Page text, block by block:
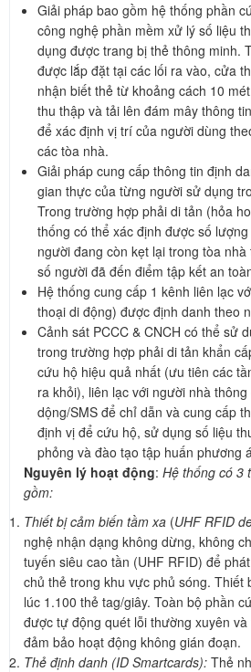
Giải pháp bao gồm hệ thống phần
công nghệ phần mềm xử lý số liệu
dụng được trang bị thẻ thông minh.
được lắp đặt tại các lối ra vào, cửa
nhận biết thẻ từ khoảng cách 10
thu thập và tải lên đám mây thông
để xác định vị trí của người dùng
các tòa nhà.
Giải pháp cung cấp thông tin định
gian thực của từng người sử dụng
Trong trường hợp phải di tản (hỏa
thống có thể xác định được số
người đang còn kẹt lại trong tòa
số người đã đến điểm tập kết an
Hệ thống cung cấp 1 kênh liên lạc
thoại di động) được định danh theo
Cảnh sát PCCC & CNCH có thể sử
trong trường hợp phải di tản khẩn
cứu hộ hiệu quả nhất (ưu tiên các
ra khỏi), liên lạc với người nhà
dộng/SMS để chỉ dẫn và cung cấp
định vị để cứu hộ, sử dụng số liệu
phỏng và đào tạo tập huấn phương
Nguyên lý hoạt động: Hệ thống có 3
gồm:
Thiết bị cảm biến tầm xa (UHF RFID
nghệ nhận dạng không dừng, không
tuyến siêu cao tần (UHF RFID) để
chủ thẻ trong khu vực phủ sóng. Thiết
lúc 1.100 thẻ tag/giây. Toàn bộ phần
được tự động quét lỗi thường xuyên
đảm bảo hoạt động không gián đoạn.
Thẻ định danh (ID Smartcards): Thẻ